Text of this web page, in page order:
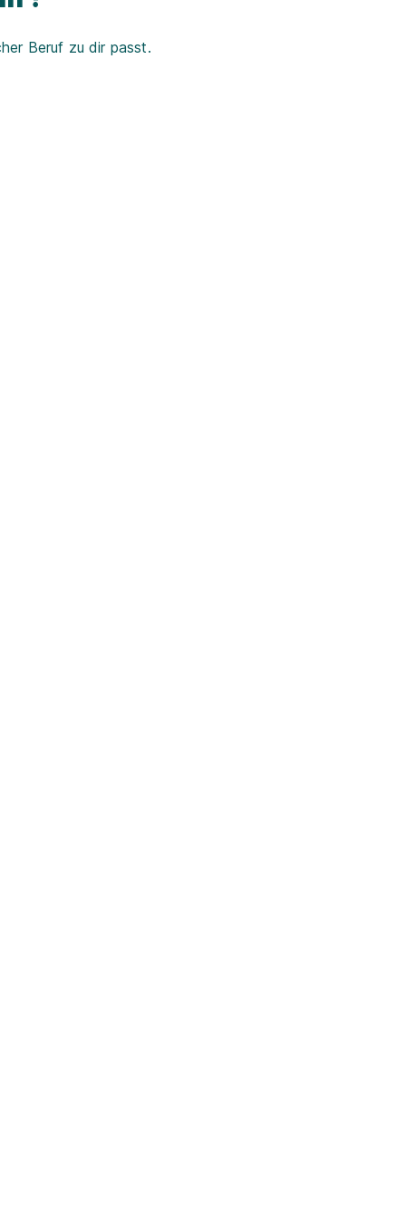
Beruf zu dir passt.